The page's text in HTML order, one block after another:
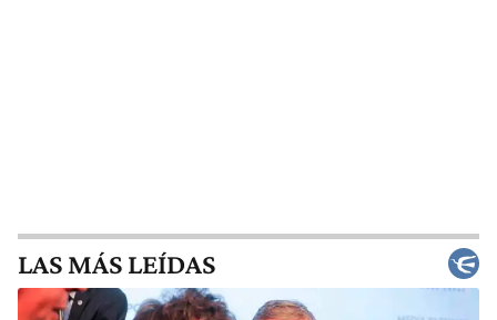
LAS MÁS LEÍDAS